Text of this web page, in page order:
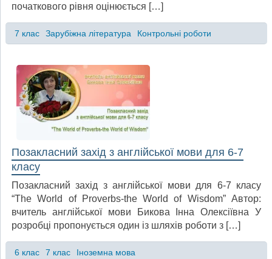
початкового рівня оцінюється […]
7 клас Зарубіжна література Контрольні роботи
Позакласний захід з англійської мови для 6-7
класу
Позакласний захід з англійської мови для 6-7 класу
“The World of Proverbs-the World of Wisdom” Автор:
вчитель англійської мови Бикова Інна Олексіївна У
розробці пропонується один із шляхів роботи з […]
6 клас 7 клас Іноземна мова